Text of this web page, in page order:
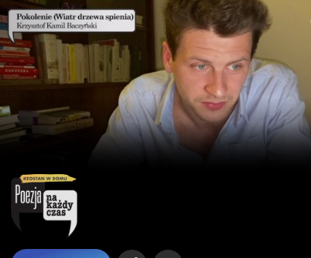
Poezja na każdy czas